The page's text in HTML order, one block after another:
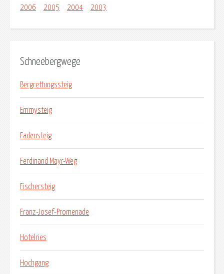
2006 2005 2004 2003
Schneebergwege
Bergrettungssteig
Emmysteig
Fadensteig
Ferdinand Mayr-Weg
Fischersteig
Franz-Josef-Promenade
Hotelries
Hochgang